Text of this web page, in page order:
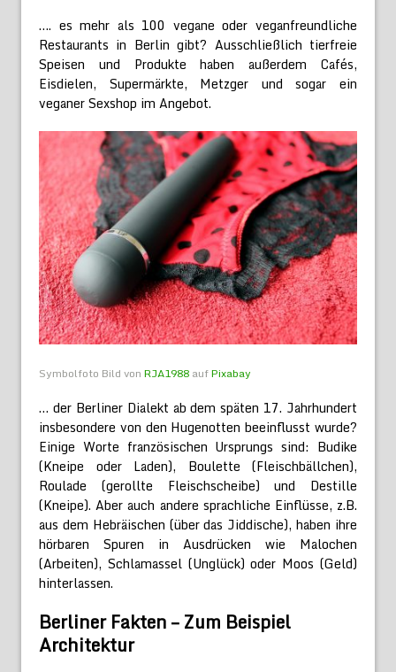
…. es mehr als 100 vegane oder veganfreundliche
Restaurants in Berlin gibt? Ausschließlich tierfreie
Speisen und Produkte haben außerdem Cafés,
Eisdielen, Supermärkte, Metzger und sogar ein
veganer Sexshop im Angebot.
Symbolfoto Bild von RJA1988 aufPixabay
… der Berliner Dialekt ab dem späten 17. Jahrhundert
insbesondere von den Hugenotten beeinflusst wurde?
Einige Worte französischen Ursprungs sind: Budike
(Kneipe oder Laden), Boulette (Fleischbällchen),
Roulade (gerollte Fleischscheibe) und Destille
(Kneipe). Aber auch andere sprachliche Einflüsse, z.B.
aus dem He­bräischen (über das Jiddische), haben ihre
hörbaren Spuren in Ausdrücken wie Malochen
(Arbeiten), Schlamassel (Unglück) oder Moos (Geld)
hinterlassen.
Berliner Fakten – Zum Beispiel
Architektur